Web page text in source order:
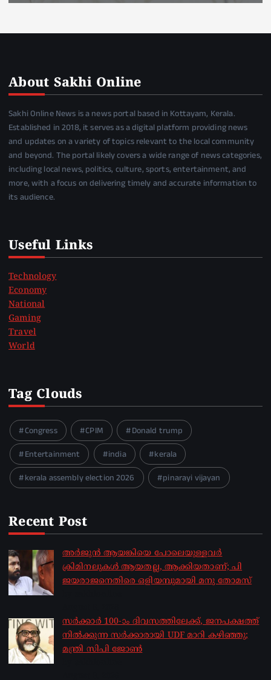
About Sakhi Online
Sakhi Online News is a news portal based in Kottayam, Kerala.
Established in 2018, it serves as a digital platform providing news
and updates on a variety of topics relevant to the local community
and beyond. The portal likely covers a wide range of news categories,
including local news, politics, culture, sports, entertainment, and
more, with a focus on delivering timely and accurate information to
its audience.
Useful Links
Technology
Economy
National
Gaming
Travel
World
Tag Clouds
Congress CPIM
Donald trump
Entertainment
india
kerala
kerala assembly election 2026
pinarayi vijayan
Recent Post
അർജുൻ ആയങ്കിയെ പോലെയുള്ളവർ
ക്രിമിനലുകൾ ആയതല്ല, ആക്കിയതാണ്; പി
ജയരാജനെതിരെ ഒളിയമ്പുമായി മനു തോമസ്
സർക്കാർ 100-ാം ദിവസത്തിലേക്ക്, ജനപക്ഷത്ത്
നിൽക്കുന്ന സർക്കാരായി UDF മാറി കഴിഞ്ഞു;
മന്ത്രി സിപി ജോൺ